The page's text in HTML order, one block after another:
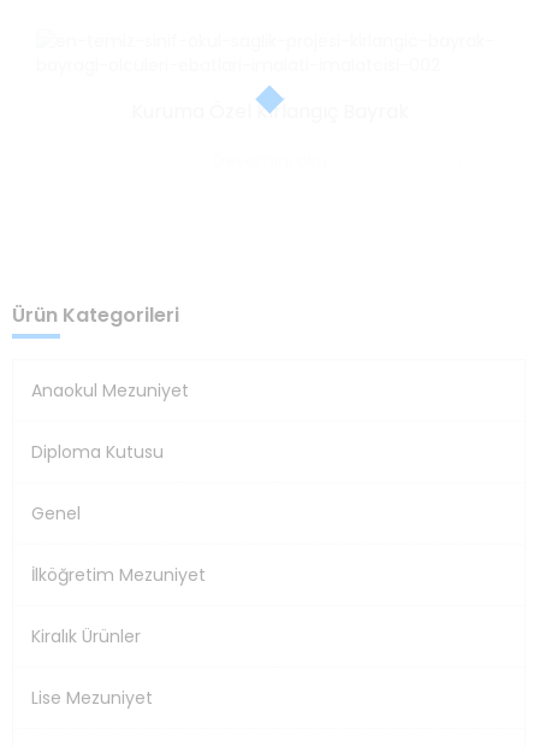
Kuruma Özel Kırlangıç Bayrak
Ürün Kategorileri
Anaokul Mezuniyet
Diploma Kutusu
Genel
İlköğretim Mezuniyet
Kiralık Ürünler
Lise Mezuniyet